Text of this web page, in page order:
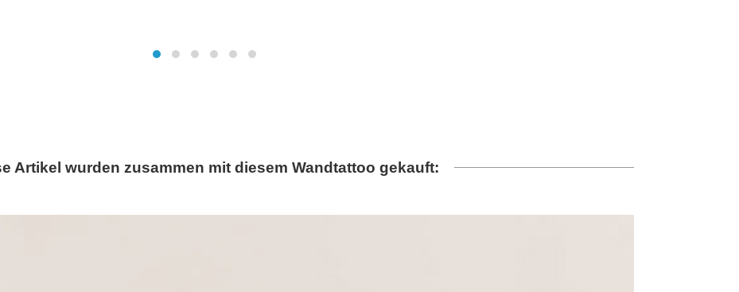
Artikel wurden zusammen mit diesem Wandtattoo gekauft: